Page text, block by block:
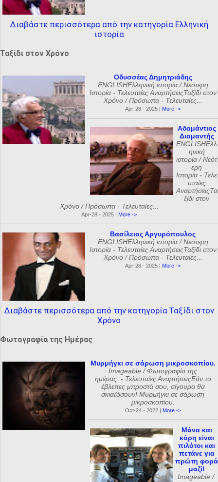
Διαβάστε περισσότερα από την κατηγορία Ελληνική
ιστορία
Ταξίδι στον Χρόνο
Οδυσσέας Δημητριάδης
ENGLISHΕλληνική ιστορία / Νεότερη
Ιστορία - Τελευταίες ΑναρτήσειςΤαξίδι στον
Χρόνο / Πρόσωπα - Τελευταίες...
Apr-28 - 2025 | More ->
Αδαμάντιος
Διαμαντής
ENGLISHΕλλ
ηνική
ιστορία / Νεότ
ερη
Ιστορία - Τελε
υταίες
ΑναρτήσειςΤα
ξίδι στον
Χρόνο / Πρόσωπα - Τελευταίες...
Apr-28 - 2025 | More ->
Βασίλειος Αργυρόπουλος
ENGLISHΕλληνική ιστορία / Νεότερη
Ιστορία - Τελευταίες ΑναρτήσειςΤαξίδι στον
Χρόνο / Πρόσωπα - Τελευταίες...
Apr-28 - 2025 | More ->
Διαβάστε περισσότερα από την κατηγορία Ταξίδι στον
Χρόνο
Φωτογραφία της Ημέρας
Μυρμήγκι σε σάρωση μικροσκοπίου.
Imageable / Φωτογραφία της
ημέρας - Τελευταίες ΑναρτήσειςΕάν το
έβλεπες μπροστά σου, σίγουρα θα
σκιαζόσουν! Μυρμήγκι σε σάρωση
μικροσκοπίου.
Oct-24 - 2022 | More ->
Μάνα και
κόρη είναι
πιλότοι και
πετάνε για
πρώτη φορά
μαζί!
Imageable /